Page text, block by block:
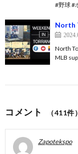
#野球 #
North
North
MLB
コメント （411件）
Zapotekspo